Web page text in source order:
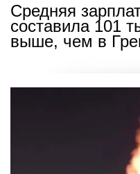
Средняя
составила 101
выше, чем в